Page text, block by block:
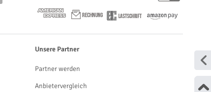
Unsere Partner
Partner werden
Anbietervergleich